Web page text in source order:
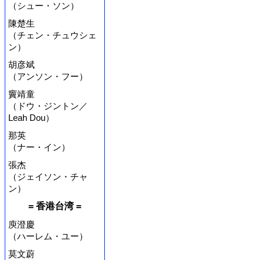
（シュー・ソン）
陳楚生
（チェン・チュウシェ
ン）
胡彦斌
（アンソン・フー）
竇靖童
（ドウ・ジントン／
Leah Dou）
那英
（ナー・イン）
張杰
（ジェイソン・チャ
ン）
= 香港台湾 =
庾澄慶
（ハーレム・ユー）
莫文蔚